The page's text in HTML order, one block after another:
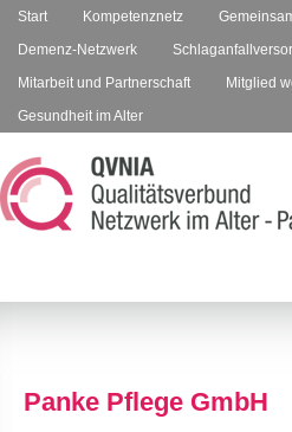
Start Kompetenznetz
Demenz-Netzwerk
Mitarbeit und Partnerschaft
Mitglied
Gesundheit im Alter
Panke Pflege GmbH